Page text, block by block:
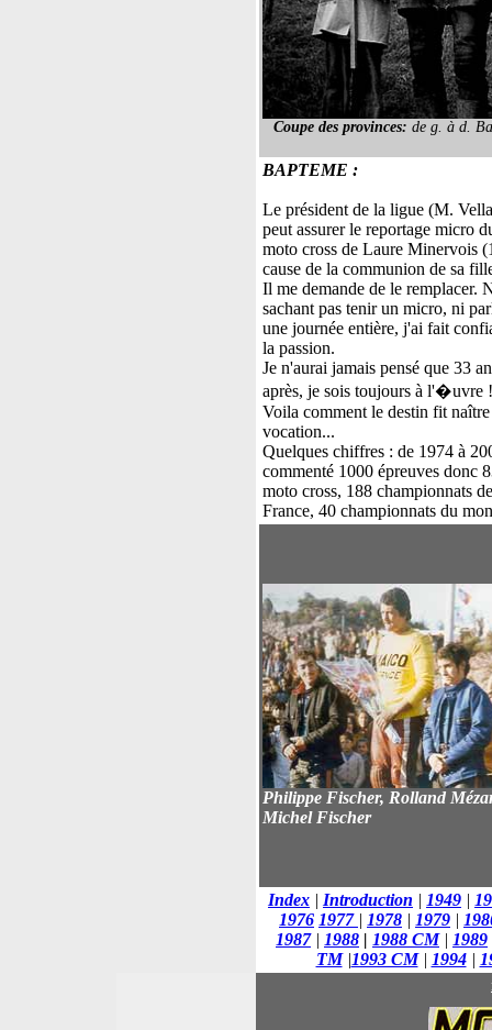
Coupe des provinces: de g. à d.
BAPTEME :
Le président de la ligue (M.
peut assurer le reportage micro
moto cross de Laure Minervois
cause de la communion de sa
Il me demande de le remplacer.
sachant pas tenir un micro, ni
une journée entière, j'ai fait
la passion.
Je n'aurai jamais pensé que 33
après, je sois toujours à l'�uvre !
Voila comment le destin fit
vocation...
Quelques chiffres : de 1974 à
commenté 1000 épreuves donc
moto cross, 188 championnats de
France, 40 championnats du
Philippe Fischer, Rolland
Michel Fischer
Index | Introduction | 1949 |
1976 1977 | 1978 | 1979 |
1987| 1988 | 1988 CM | 1989
TM |1993 CM | 1994|